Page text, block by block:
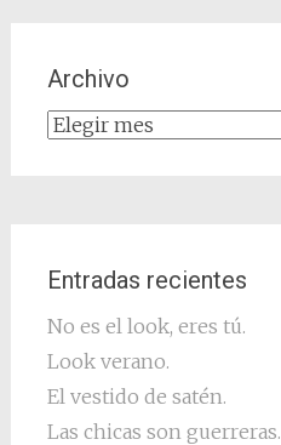
Archivo
Archivo
Entradas recientes
No es el look, eres tú.
Look verano.
El vestido de satén.
Las chicas son guerreras.